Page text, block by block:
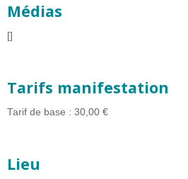
Médias
[]
Tarifs manifestation
Tarif de base : 30,00 €
Lieu